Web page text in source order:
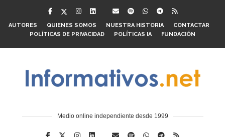
AUTORES QUIENES SOMOS NUESTRA HISTORIA
CONTACTAR
POLÍTICAS DE PRIVACIDAD
POLÍTICAS IA FUNDACIÓN
Medio online independiente desde 1999